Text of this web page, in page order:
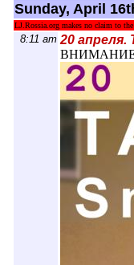
Sunday, April
LJ.Rossia.org makes no claim to
8:11 am 20 апреля.
ВНИМАНИЕ!